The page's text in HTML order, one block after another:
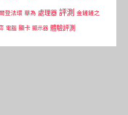
登法環 華為 處理器 評測 金鏟鏟之
電腦 顯卡 顯示器 體驗評測